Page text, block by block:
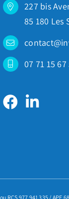
227 bis
85 180 Les
07 71 15 67
RCS 977 941 335 /